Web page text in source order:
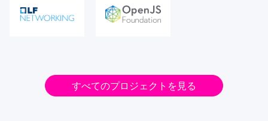
すべてのプロジェクトを見る